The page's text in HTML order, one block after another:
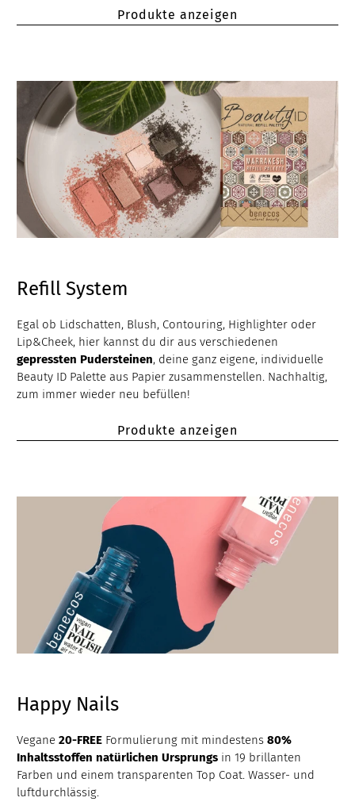
Produkte anzeigen
Refill System
Egal ob Lidschatten, Blush, Contouring, Highlighter oder
Lip&Cheek, hier kannst du dir aus verschiedenen
gepressten Pudersteinen, deine ganz eigene, individuelle
Beauty ID Palette aus Papier zusammenstellen. Nachhaltig,
zum immer wieder neu befüllen!
Produkte anzeigen
Happy Nails
Vegane20-FREE Formulierung mit mindestens80%
Inhaltsstoffen natürlichen Ursprungs in 19 brillanten
Farben und einem transparenten Top Coat. Wasser- und
luftdurchlässig.